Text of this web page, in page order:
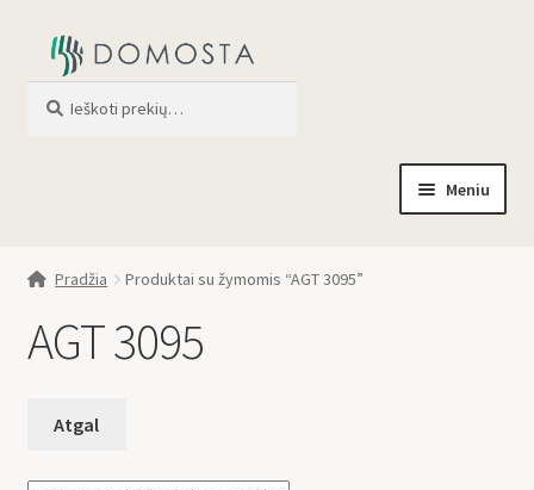
Meniu
Profilis
Pradžia Produktai su žymomis “AGT 3095”
AGT 3095